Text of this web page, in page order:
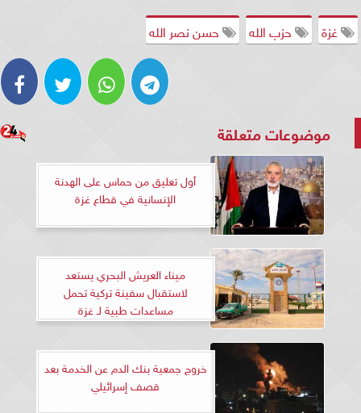
غزة
حزب الله حسن نصر الله
موضوعات متعلقة
أول تعليق من حماس على الهدنة
الإنسانية في قطاع غزة
ميناء العريش البحري يستعد
لاستقبال سفينة تركية تحمل
مساعدات طبية لـ غزة
خروج جمعية بنك الدم عن الخدمة بعد
قصف إسرائيلي